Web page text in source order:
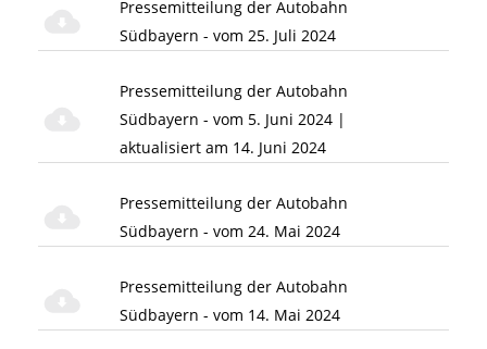
Pressemitteilung der Autobahn
Südbayern - vom 25. Juli 2024
Pressemitteilung der Autobahn
Südbayern - vom 5. Juni 2024 |
aktualisiert am 14. Juni 2024
Pressemitteilung der Autobahn
Südbayern - vom 24. Mai 2024
Pressemitteilung der Autobahn
Südbayern - vom 14. Mai 2024